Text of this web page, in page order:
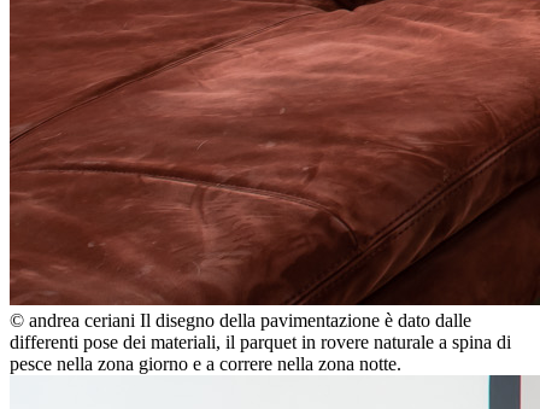
© andrea ceriani Il disegno della pavimentazione è dato dalle
differenti pose dei materiali, il parquet in rovere naturale a spina di
pesce nella zona giorno e a correre nella zona notte.